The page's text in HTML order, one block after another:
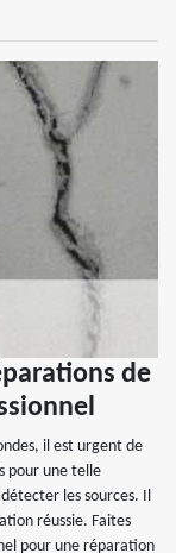
de
il est urgent de
pour une telle
les sources. Il
réussie. Faites
pour une réparation